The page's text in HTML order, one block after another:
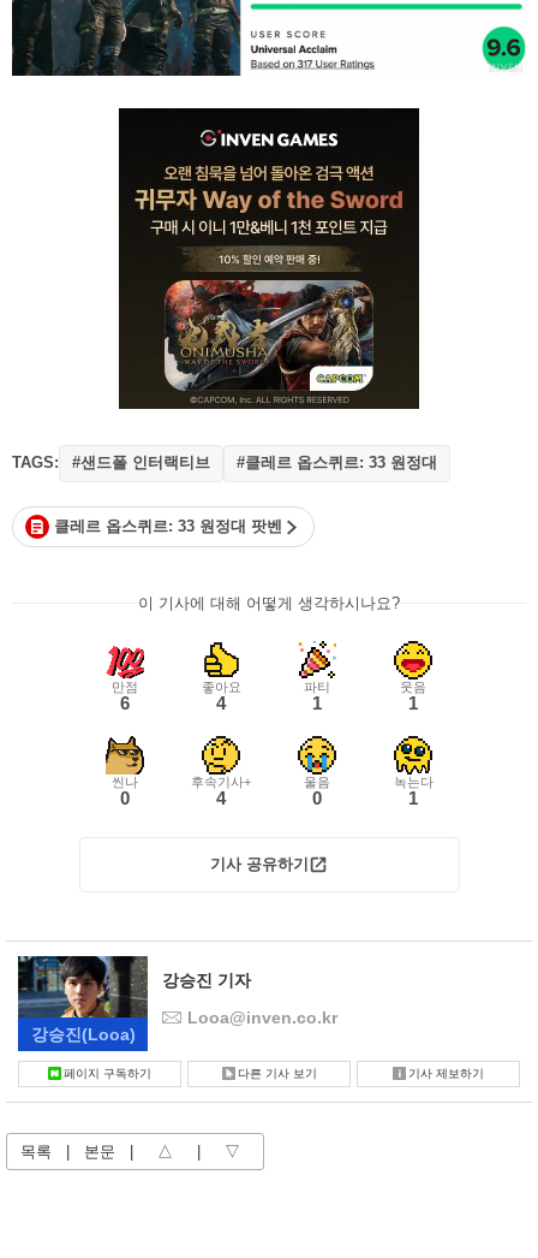
TAGS: #샌드폴 인터랙티브 #클레르 옵스퀴르: 33 원정대
클레르 옵스퀴르: 33 원정대 팟벤
이 기사에 대해 어떻게 생각하시나요?
만점
6
좋아요
4
파티
1
웃음
1
씬나
0
후속기사+
4
울음
0
녹는다
1
기사 공유하기
강승진 (Looa)
강승진 기자
Looa@inven.co.kr
페이지 구독하기 다른 기사 보기 기사 제보하기
목록 본문 △ ▽